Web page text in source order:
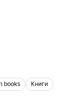
books книги